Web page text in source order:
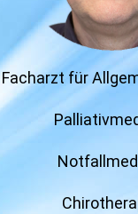
Facharzt für